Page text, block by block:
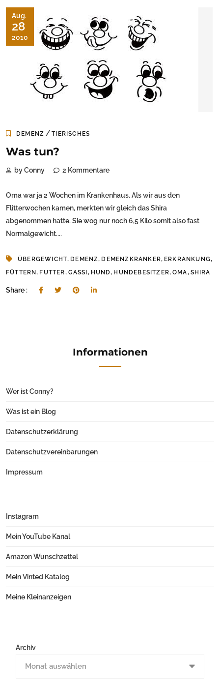
Aug.
28
2010
DEMENZ /TIERISCHES
Was tun?
by Conny 2 Kommentare
Oma war ja 2 Wochen im Krankenhaus. Als wir aus den
Flitterwochen kamen, merkten wir gleich das Shira
abgenommen hatte. Sie wog nur noch 6,5 Kilo somit also fast
Normalgewicht....
ÜBERGEWICHT, DEMENZ, DEMENZKRANKER, ERKRANKUNG,
FÜTTERN, FUTTER, GASSI , HUND, HUNDEBESITZER,OMA, SHIRA
Share :
Informationen
Wer ist Conny?
Was ist ein Blog
Datenschutzerklärung
Datenschutzvereinbarungen
Impressum
Instagram
Mein YouTube Kanal
Amazon Wunschzettel
Mein Vinted Katalog
Meine Kleinanzeigen
Archiv